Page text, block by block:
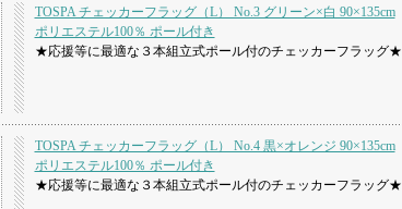
TOSPA チェッカーフラッグ（L） No.3 グリーン×白 90×135cm
ポリエステル100％ ポール付き
★応援等に最適な３本組立式ポール付のチェッカーフラッグ★
TOSPA チェッカーフラッグ（L） No.4 黒×オレンジ 90×135cm
ポリエステル100％ ポール付き
★応援等に最適な３本組立式ポール付のチェッカーフラッグ★